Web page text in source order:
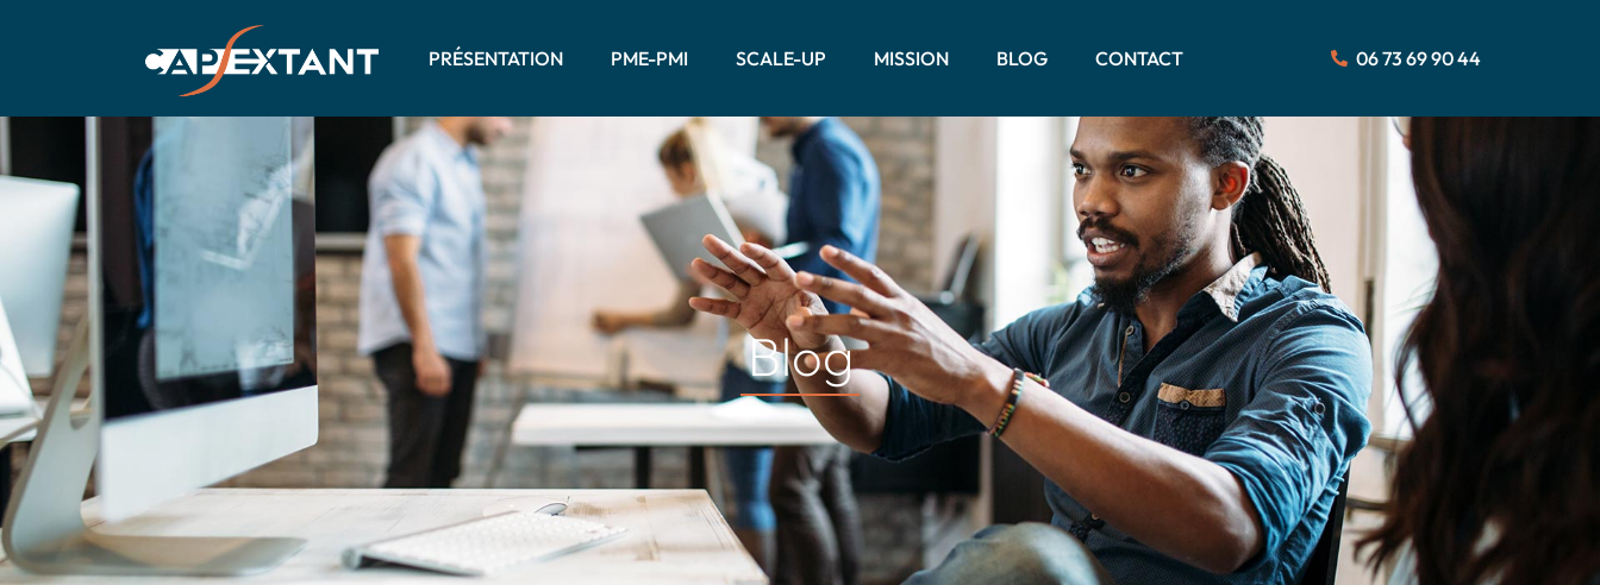
PRÉSENTATION PME-PMI SCALE-UP MISSION BLOG CONTACT 06 73 69 90 44
Blog